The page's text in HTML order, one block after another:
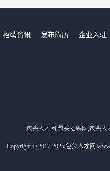
招聘资讯 发布简历 企业入驻
包头人才网,包头招聘网,包头人
Copyright © 2017-2025 包头人才网